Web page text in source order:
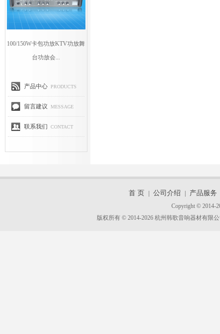
100/150W卡包功放KTV功放舞
台功放会...
产品中心 PRODUCTS
留言建议 MESSAGE
联系我们 CONTACT
首 页 公司介绍 产品服务
Copyright © 2014-
版权所有 © 2014-2026 杭州韩歌音响器材有限